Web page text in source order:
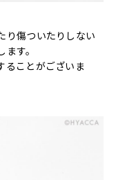
り傷ついたりしない
す。
ることがございま